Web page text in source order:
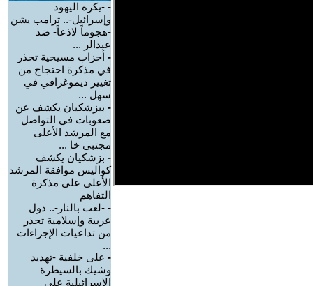
- -يكره اليهود
وإسرائيل-.. ترامب يشن
-هجوماً لاذعاً- ضد
عبدالر ...
- أحزاب مسيحية تحذر
في مذكرة احتجاج من
تغيير ديموغرافي في
سهل ...
- بيزشكيان يكشف عن
صعوبات في التواصل
مع المرشد الأعلى
مجتبى خا ...
- بزشكيان يكشف
كواليس موافقة المرشد
الأعلى على مذكرة
التفاهم
- -لعب بالنار-.. دول
عربية وإسلامية تحذر
من تداعيات الإجراءات
...
- على خلفية -تهديد
وشيك بالسيطرة
الإسرائيلية على